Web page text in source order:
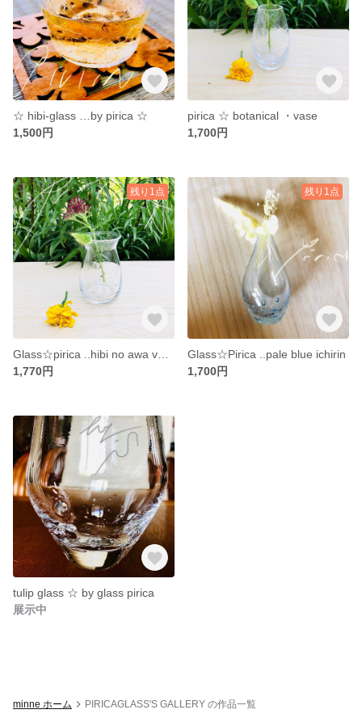
☆ hibi-glass …by pirica ☆
1,500円
pirica ☆ botanical ・vase
1,700円
残り1点
1,770円
残り1点
Glass☆Pirica ..pale blue ichirin
1,700円
tulip glass ☆ by glass pirica
展示中
minne ホーム PIRICAGLASS'S GALLERY の作品一覧